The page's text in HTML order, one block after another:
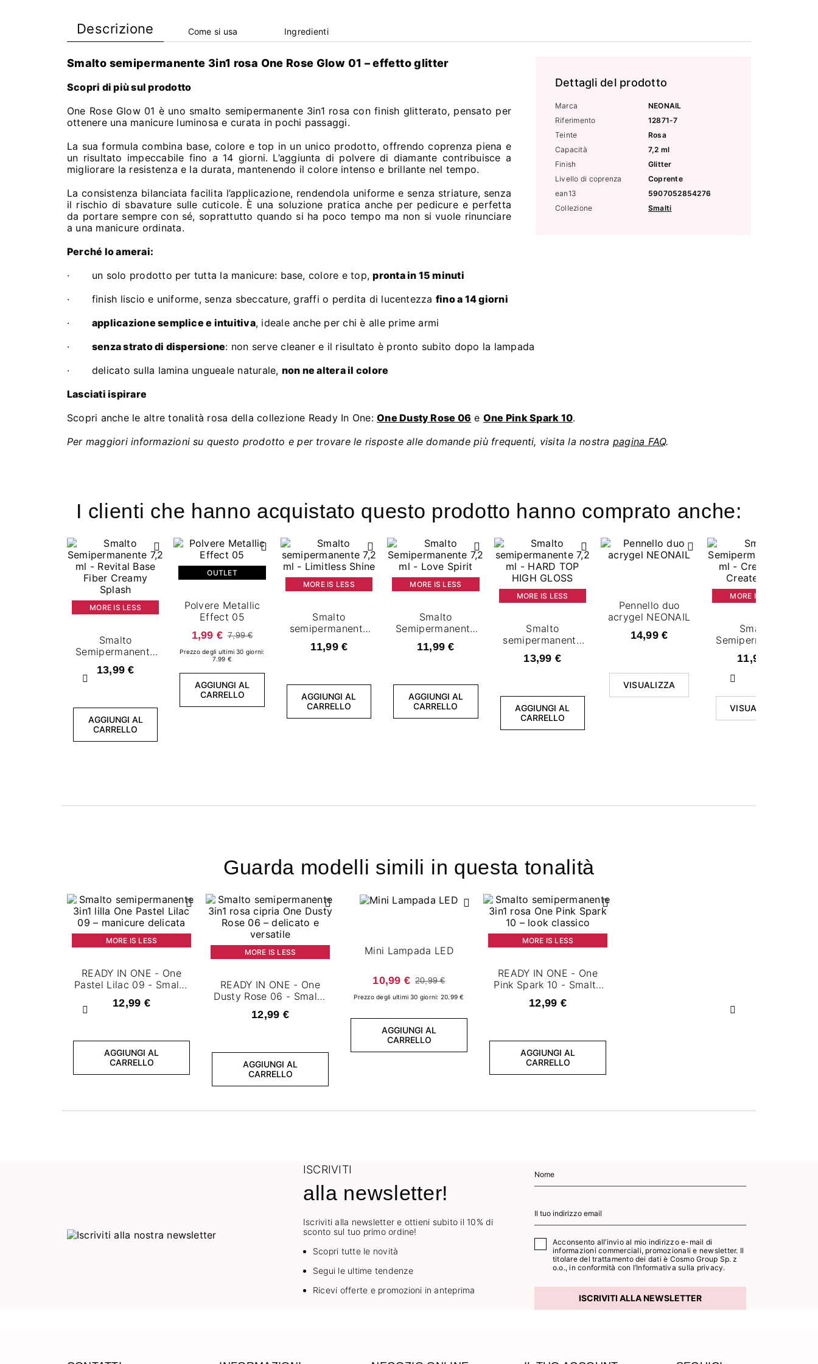
Descrizione Come si usa Ingredienti
Dettagli del prodotto
Marca
NEONAIL
Riferimento
12871-7
Teinte
Rosa
Capacità
7,2 ml
Finish
Glitter
Livello di coprenza
Coprente
ean13
5907052854276
Collezione
Smalti
Smalto semipermanente 3in1 rosa One Rose Glow 01 – effetto glitter
Scopri di più sul prodotto
One Rose Glow 01 è uno smalto semipermanente 3in1 rosa con finish glitterato, pensato per
ottenere una manicure luminosa e curata in pochi passaggi.
La sua formula combina base, colore e top in un unico prodotto, offrendo coprenza piena e
un risultato impeccabile fino a 14 giorni. L’aggiunta di polvere di diamante contribuisce a
migliorare la resistenza e la durata, mantenendo il colore intenso e brillante nel tempo.
La consistenza bilanciata facilita l’applicazione, rendendola uniforme e senza striature, senza
il rischio di sbavature sulle cuticole. È una soluzione pratica anche per pedicure e perfetta
da portare sempre con sé, soprattutto quando si ha poco tempo ma non si vuole rinunciare
a una manicure ordinata.
Perché lo amerai:
· un solo prodotto per tutta la manicure: base, colore e top,pronta in 15 minuti
· finish liscio e uniforme, senza sbeccature, graffi o perdita di lucentezza fino a 14 giorni
· applicazione semplice e intuitiva, ideale anche per chi è alle prime armi
· senza strato di dispersione: non serve cleaner e il risultato è pronto subito dopo la lampada
· delicato sulla lamina ungueale naturale, non ne altera il colore
Lasciati ispirare
Scopri anche le altre tonalità rosa della collezione Ready In One:One Dusty Rose 06 e One Pink Spark 10.
Per maggiori informazioni su questo prodotto e per trovare le risposte alle domande più frequenti, visita la nostra pagina FAQ.
I clienti che hanno acquistato questo prodotto hanno comprato anche:
Precedente Successivo
MORE IS LESS
Smalto
Semipermanente
Base Fiber
Creamy Splash
13,99 €
AGGIUNGI AL
CARRELLO
OUTLET
Polvere Metallic
Effect 05
1,99 € 7,99 €
Prezzo degli ultimi 30 giorni:
7.99 €
AGGIUNGI AL
CARRELLO
MORE IS LESS
Smalto
semipermanente
Shine
11,99 €
AGGIUNGI AL
CARRELLO
MORE IS LESS
Smalto
Semipermanente
Spirit
11,99 €
AGGIUNGI AL
CARRELLO
MORE IS LESS
Smalto
semipermanente
TOP HIGH
13,99 €
AGGIUNGI AL
CARRELLO
Pennello duo
acrygel NEONAIL
14,99 €
VISUALIZZA
MORE IS LESS
Smalto
Semipermanente
Art, Create More
11,99 €
VISUALIZZA
Guarda modelli simili in questa tonalità
Precedente Successivo
MORE IS LESS
READY IN ONE - One
Pastel Lilac 09 - Smalto
12,99 €
AGGIUNGI AL
CARRELLO
MORE IS LESS
READY IN ONE - One
Dusty Rose 06 - Smalto
12,99 €
AGGIUNGI AL
CARRELLO
Mini Lampada LED
10,99 € 20,99 €
Prezzo degli ultimi 30 giorni: 20.99 €
AGGIUNGI AL
CARRELLO
MORE IS LESS
READY IN ONE - One
Pink Spark 10 - Smalto
12,99 €
AGGIUNGI AL
CARRELLO
ISCRIVITI
alla newsletter!
Iscriviti alla newsletter e ottieni subito il 10% di
sconto sul tuo primo ordine!
Scopri tutte le novità
Segui le ultime tendenze
Ricevi offerte e promozioni in anteprima
Acconsento all’invio al mio indirizzo e-mail di
informazioni commerciali, promozionali e newsletter. Il
titolare del trattamento dei dati è Cosmo Group Sp. z
o.o., in conformità con l’Informativa sulla privacy.
ISCRIVITI ALLA NEWSLETTER